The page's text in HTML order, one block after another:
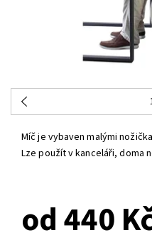
Míč je vybaven malými
Lze použít v kanceláři, doma
od 440